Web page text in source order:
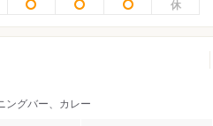
ングバー、カレー